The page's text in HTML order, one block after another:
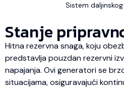
Sistem
Stanje
Hitna rezervna snaga, koju
predstavlja pouzdan rezervni
napajanja. Ovi generatori se
situacijama, osiguravajući